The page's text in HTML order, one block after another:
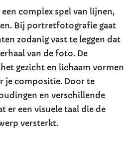
complex spel van lijnen,
Bij portretfotografie gaat
zodanig vast te leggen dat
van de foto. De
gezicht en lichaam vormen
je compositie. Door te
en verschillende
er een visuele taal die de
versterkt.